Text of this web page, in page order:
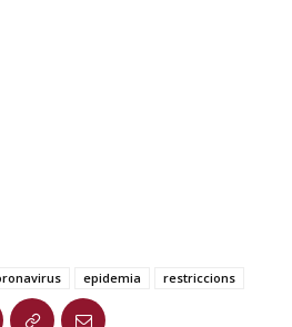
epidemia restriccions